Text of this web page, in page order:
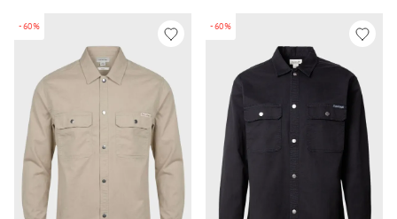
-60% -60%